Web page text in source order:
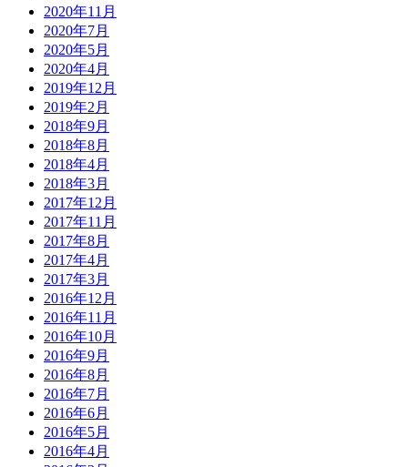
2020年11月
2020年7月
2020年5月
2020年4月
2019年12月
2019年2月
2018年9月
2018年8月
2018年4月
2018年3月
2017年12月
2017年11月
2017年8月
2017年4月
2017年3月
2016年12月
2016年11月
2016年10月
2016年9月
2016年8月
2016年7月
2016年6月
2016年5月
2016年4月